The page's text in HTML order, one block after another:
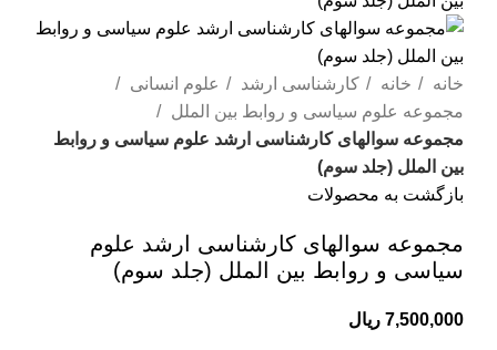
خانه خانه کارشناسی ارشد
علوم انسانی
مجموعه علوم سیاسی و روابط بین الملل
مجموعه سوالهای کارشناسی ارشد علوم سیاسی و روابط
بین الملل (جلد سوم)
بازگشت به محصولات
مجموعه سوالهای کارشناسی ارشد علوم
سیاسی و روابط بین الملل (جلد سوم)
7,500,000 ریال